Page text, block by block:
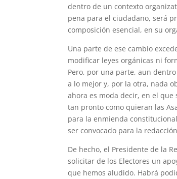
dentro de un contexto
pena para el ciudadano, será
composición esencial, en su
Una parte de ese cambio
modificar leyes orgánicas ni
Pero, por una parte, aun
a lo mejor y, por la otra, nada
ahora es moda decir, en el
tan pronto como quieran las
para la enmienda
ser convocado para la
De hecho, el Presidente de la
solicitar de los Electores un
que hemos aludido. Habrá